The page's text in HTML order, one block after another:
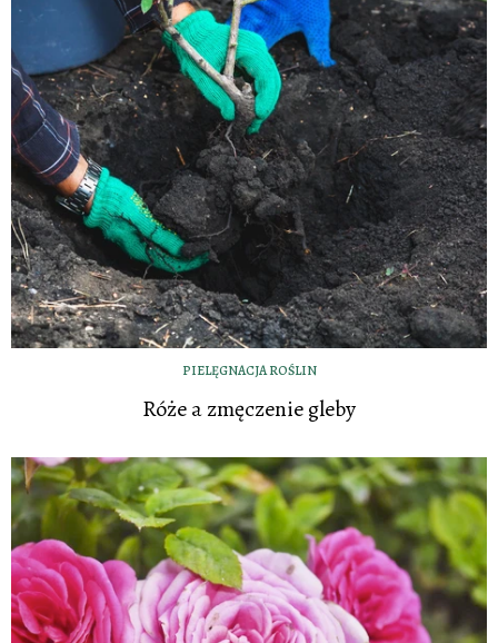
PIELĘGNACJA ROŚLIN
Róże a zmęczenie gleby